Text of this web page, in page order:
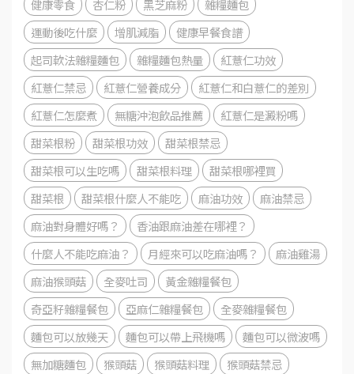
健康零食
杏仁粉 黑芝麻粉
雜糧麵包
運動後吃什麼
增肌減脂
健康早餐食譜
起司軟法雜糧麵包
雜糧麵包熱量
紅薏仁功效
紅薏仁禁忌
紅薏仁營養成分
紅薏仁和白薏仁的差別
紅薏仁怎麼煮
無糖沖泡飲品推薦
紅薏仁是澱粉嗎
甜菜根粉
甜菜根功效
甜菜根禁忌
甜菜根可以生吃嗎
甜菜根料理
甜菜根哪裡買
甜菜根
甜菜根什麼人不能吃 麻油功效
麻油禁忌
麻油對身體好嗎？
香油跟麻油差在哪裡？
什麼人不能吃麻油？
月經來可以吃麻油嗎？
麻油雞湯
麻油猴頭菇
全麥吐司
黃金雜糧餐包
奇亞籽雜糧餐包
亞麻仁雜糧餐包
全麥雜糧餐包
麵包可以放幾天
麵包可以帶上飛機嗎
麵包可以微波嗎
無加糖麵包
猴頭菇 猴頭菇料理
猴頭菇禁忌